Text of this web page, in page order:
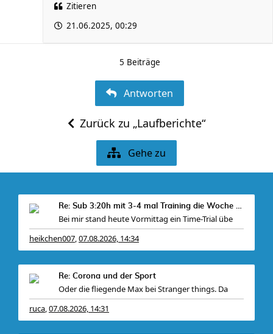
Zitieren
21.06.2025, 00:29
5 Beiträge
Antworten
Zurück zu „Laufberichte“
Gehe zu
Re: Sub 3:20h mit 3-4 mal Training die Woche machb
Bei mir stand heute Vormittag ein Time-Trial übe
heikchen007,07.08.2026, 14:34
Re: Corona und der Sport
Oder die fliegende Max bei Stranger things. Da
ruca,07.08.2026, 14:31